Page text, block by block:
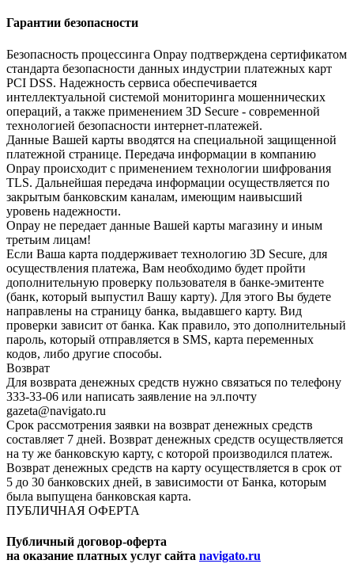
Гарантии безопасности
Безопасность процессинга Onpay подтверждена сертификатом
стандарта безопасности данных индустрии платежных карт
PCI DSS. Надежность сервиса обеспечивается
интеллектуальной системой мониторинга мошеннических
операций, а также применением 3D Secure - современной
технологией безопасности интернет-платежей.
Данные Вашей карты вводятся на специальной защищенной
платежной странице. Передача информации в компанию
Onpay происходит с применением технологии шифрования
TLS. Дальнейшая передача информации осуществляется по
закрытым банковским каналам, имеющим наивысший
уровень надежности.
Onpay не передает данные Вашей карты магазину и иным
третьим лицам!
Если Ваша карта поддерживает технологию 3D Secure, для
осуществления платежа, Вам необходимо будет пройти
дополнительную проверку пользователя в банке-эмитенте
(банк, который выпустил Вашу карту). Для этого Вы будете
направлены на страницу банка, выдавшего карту. Вид
проверки зависит от банка. Как правило, это дополнительный
пароль, который отправляется в SMS, карта переменных
кодов, либо другие способы.
Возврат
Для возврата денежных средств нужно связаться по телефону
333-33-06 или написать заявление на эл.почту
gazeta@navigato.ru
Срок рассмотрения заявки на возврат денежных средств
составляет 7 дней. Возврат денежных средств осуществляется
на ту же банковскую карту, с которой производился платеж.
Возврат денежных средств на карту осуществляется в срок от
5 до 30 банковских дней, в зависимости от Банка, которым
была выпущена банковская карта.
ПУБЛИЧНАЯ ОФЕРТА
Публичный договор-оферта
на оказание платных услуг сайта navigato.ru